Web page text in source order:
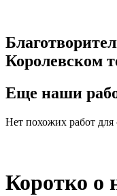
Королевском
Еще наши
Нет похожих работ для
Коротко о